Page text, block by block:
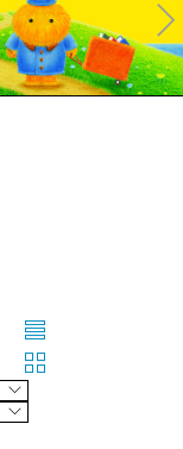
Ne
xt